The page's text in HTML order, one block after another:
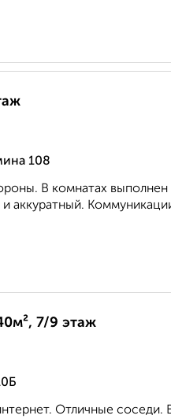
108
В комнатах
аккуратный.
7/9 этаж
Отличные